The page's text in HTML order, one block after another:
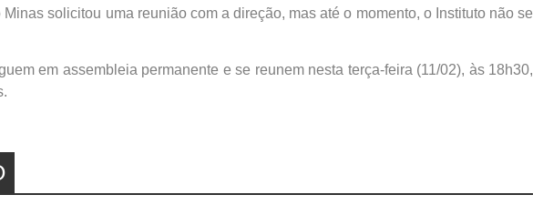
solicitou uma reunião com a direção, mas até o momento, o Instituto não se
em assembleia permanente e se reunem nesta terça-feira (11/02), às 18h30,